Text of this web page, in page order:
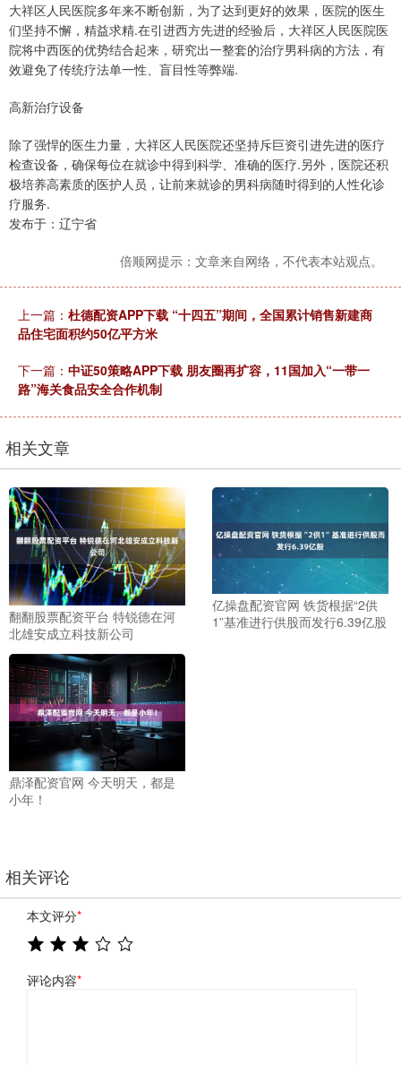
大祥区人民医院多年来不断创新，为了达到更好的效果，医院的医生
们坚持不懈，精益求精.在引进西方先进的经验后，大祥区人民医院医
院将中西医的优势结合起来，研究出一整套的治疗男科病的方法，有
效避免了传统疗法单一性、盲目性等弊端.
高新治疗设备
除了强悍的医生力量，大祥区人民医院还坚持斥巨资引进先进的医疗
检查设备，确保每位在就诊中得到科学、准确的医疗.另外，医院还积
极培养高素质的医护人员，让前来就诊的男科病随时得到的人性化诊
疗服务.
发布于：辽宁省
倍顺网提示：文章来自网络，不代表本站观点。
上一篇： 杜德配资APP下载 “十四五”期间，全国累计销售新建商
品住宅面积约50亿平方米
下一篇： 中证50策略APP下载 朋友圈再扩容，11国加入“一带一
路”海关食品安全合作机制
相关文章
翻翻股票配资平台 特锐德在河
北雄安成立科技新公司
亿操盘配资官网 铁货根据“2供
1”基准进行供股而发行6.39亿股
鼎泽配资官网 今天明天，都是
小年！
相关评论
本文评分*
评论内容*